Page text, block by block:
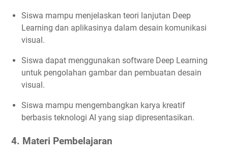
Siswa mampu menjelaskan teori lanjutan Deep
Learning dan aplikasinya dalam desain komunikasi
visual.
Siswa dapat menggunakan software Deep Learning
untuk pengolahan gambar dan pembuatan desain
visual.
Siswa mampu mengembangkan karya kreatif
berbasis teknologi AI yang siap dipresentasikan.
4. Materi Pembelajaran